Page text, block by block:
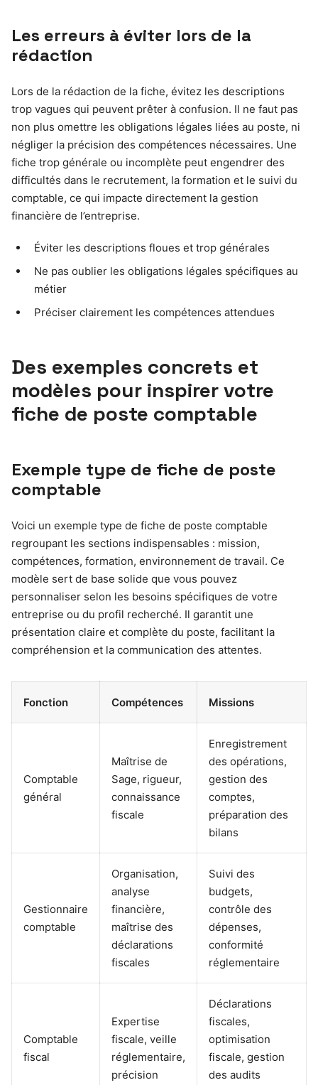
Les erreurs à éviter lors de la
rédaction
Lors de la rédaction de la fiche, évitez les descriptions
trop vagues qui peuvent prêter à confusion. Il ne faut pas
non plus omettre les obligations légales liées au poste, ni
négliger la précision des compétences nécessaires. Une
fiche trop générale ou incomplète peut engendrer des
difficultés dans le recrutement, la formation et le suivi du
comptable, ce qui impacte directement la gestion
financière de l’entreprise.
Éviter les descriptions floues et trop générales
Ne pas oublier les obligations légales spécifiques au
métier
Préciser clairement les compétences attendues
Des exemples concrets et
modèles pour inspirer votre
fiche de poste comptable
Exemple type de fiche de poste
comptable
Voici un exemple type de fiche de poste comptable
regroupant les sections indispensables : mission,
compétences, formation, environnement de travail. Ce
modèle sert de base solide que vous pouvez
personnaliser selon les besoins spécifiques de votre
entreprise ou du profil recherché. Il garantit une
présentation claire et complète du poste, facilitant la
compréhension et la communication des attentes.
Fonction Compétences Missions
Comptable
général
Maîtrise de
Sage, rigueur,
connaissance
fiscale
Enregistrement
des opérations,
gestion des
comptes,
préparation des
bilans
Gestionnaire
comptable
Organisation,
analyse
financière,
maîtrise des
déclarations
fiscales
Suivi des
budgets,
contrôle des
dépenses,
conformité
réglementaire
Comptable
fiscal
Expertise
fiscale, veille
réglementaire,
précision
Déclarations
fiscales,
optimisation
fiscale, gestion
des audits